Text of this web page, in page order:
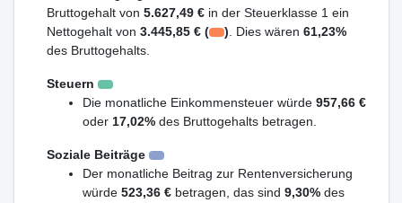
Bruttogehalt von 5.627,49 € in der Steuerklasse 1 ein
Nettogehalt von 3.445,85 € ( ) . Dies wären61,23%
des Bruttogehalts.
Steuern
Die monatliche Einkommensteuer würde 957,66 €
oder 17,02% des Bruttogehalts betragen.
Soziale Beiträge
Der monatliche Beitrag zur Rentenversicherung
würde 523,36 € betragen, das sind 9,30% des